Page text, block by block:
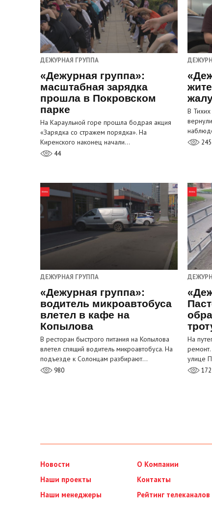
ДЕЖУРНАЯ ГРУППА
«Дежурная группа»:
масштабная зарядка
прошла в Покровском
парке
На Караульной горе прошла бодрая акция
«Зарядка со стражем порядка». На
Киренского наконец начали…
44
В
245
ДЕЖУРНАЯ ГРУППА
«Дежурная группа»:
водитель микроавтобуса
влетел в кафе на
Копылова
В ресторан быстрого питания на Копылова
влетел спящий водитель микроавтобуса. На
подъезде к Солонцам разбирают…
980
На
улице
Новости
Наши проекты
Наши менеджеры
О Компании
Контакты
Рейтинг телеканалов